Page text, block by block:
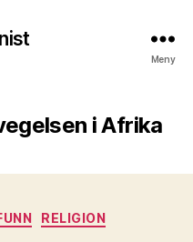
Meny
i Afrika
RELIGION